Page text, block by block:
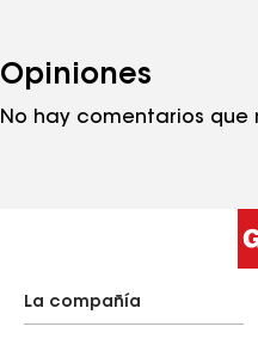
Opiniones
No hay comentarios que
La compañía